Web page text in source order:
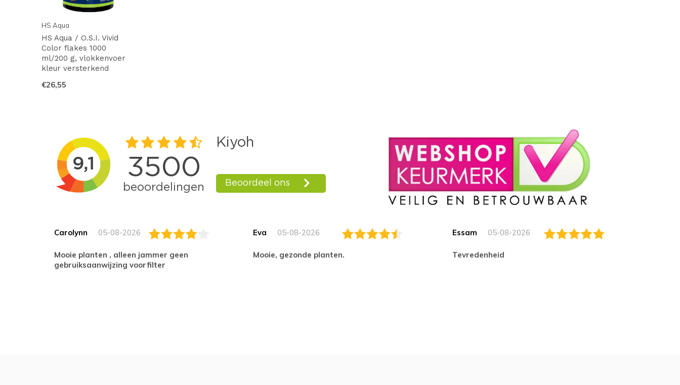
HS Aqua
HS Aqua / O.S.I. Vivid
Color flakes 1000
ml/200 g, vlokkenvoer
kleur versterkend
€26,55
Carolynn 05-08-2026
Mooie planten , alleen jammer geen
gebruiksaanwijzing voorfilter
Eva 05-08-2026
Mooie, gezonde planten.
Essam 05-08-2026
tevredenheid